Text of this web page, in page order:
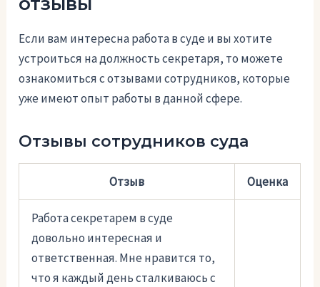
Если вам интересна работа в суде и вы хотите
устроиться на должность секретаря, то можете
ознакомиться с отзывами сотрудников, которые
уже имеют опыт работы в данной сфере.
Отзывы сотрудников суда
Отзыв Оценка
Работа секретарем в суде
довольно интересная и
ответственная. Мне нравится то,
что я каждый день сталкиваюсь с